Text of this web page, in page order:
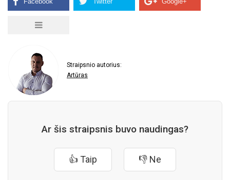
Straipsnio autorius:
Artūras
Ar šis straipsnis buvo naudingas?
👍 Taip 👎 Ne